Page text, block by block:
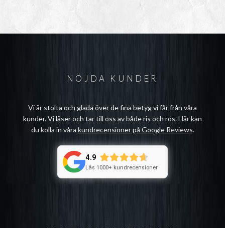
NÖJDA KUNDER
Vi är stolta och glada över de fina betyg vi får från våra
kunder. Vi läser och tar till oss av både ris och ros. Här kan
du kolla in våra kundrecensioner på Google Reviews.
4.9
Läs 1000+ kundrecensioner